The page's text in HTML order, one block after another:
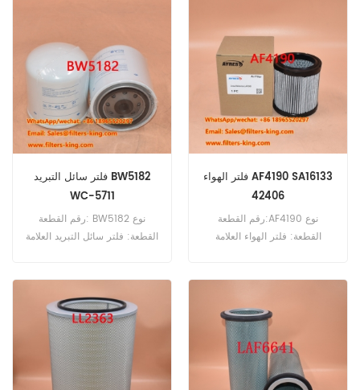
فلتر سائل التبريد BW5182
WC-5711
رقم القطعة: BW5182 نوع
القطعة: فلتر سائل التبريد العلامة
فلتر الهواء AF4190 SA16133
42406
رقم القطعة:AF4190 نوع
القطعة: فلتر الهواء العلامة